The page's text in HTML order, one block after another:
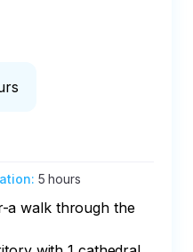
: 5 hours
a walk through the